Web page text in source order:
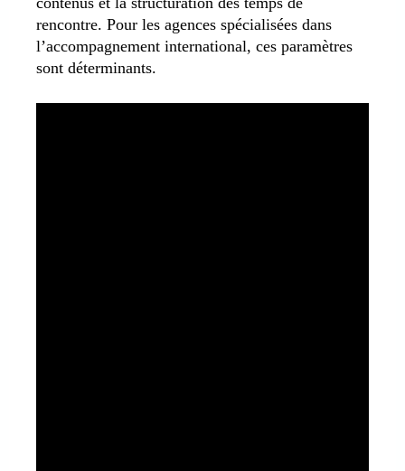
rencontre. Pour les agences spécialisées dans
l’accompagnement international, ces paramètres
sont déterminants.